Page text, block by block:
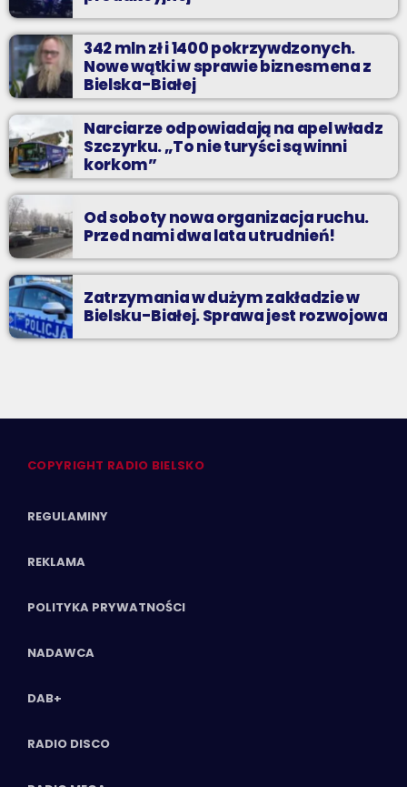
342 mln zł i 1400 pokrzywdzonych.
Nowe wątki w sprawie biznesmena z
Bielska-Białej
Narciarze odpowiadają na apel władz
Szczyrku. „To nie turyści są winni
korkom”
Od soboty nowa organizacja ruchu.
Przed nami dwa lata utrudnień!
Zatrzymania w dużym zakładzie w
Bielsku-Białej. Sprawa jest rozwojowa
COPYRIGHT RADIO BIELSKO
REGULAMINY
REKLAMA
POLITYKA PRYWATNOŚCI
NADAWCA
DAB+
RADIO DISCO